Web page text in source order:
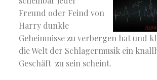
Freund oder Feind von
Harry dunkle
Geheimnisse zu verbergen hat und
die Welt der Schlagermusik ein
Geschäft zu sein scheint.